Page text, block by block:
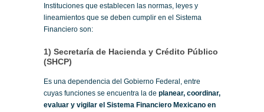
Instituciones que establecen las normas, leyes y
lineamientos que se deben cumplir en el Sistema
Financiero son:
1) Secretaría de Hacienda y Crédito Público
(SHCP)
Es una dependencia del Gobierno Federal, entre
cuyas funciones se encuentra la de planear, coordinar,
evaluar y vigilar el Sistema Financiero Mexicano en